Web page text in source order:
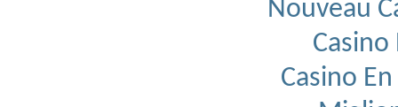
Nouveau
Casino
Casino